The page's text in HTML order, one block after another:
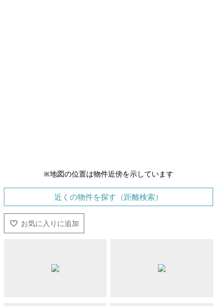
※地図の位置は物件近傍を示しています
近くの物件を探す（距離検索）